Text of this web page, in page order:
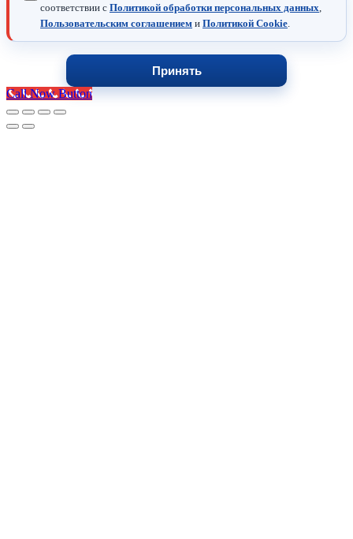
соответствии с Политикой обработки персональных данных
Пользовательским соглашением и Политикой Cookie
Принять
Call Now Button